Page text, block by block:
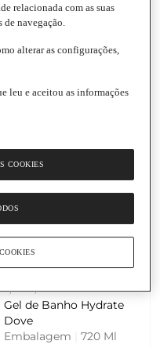
4,79 €
Gel de Banho Fresh Care
Adicionar
4,79 €
6,65 € / Litro
Gel de Banho Hydrate
Dove
Embalagem
720 Ml
relacionada com as suas
navegação.
alterar as configurações,
leu e aceitou as informações
COOKIES